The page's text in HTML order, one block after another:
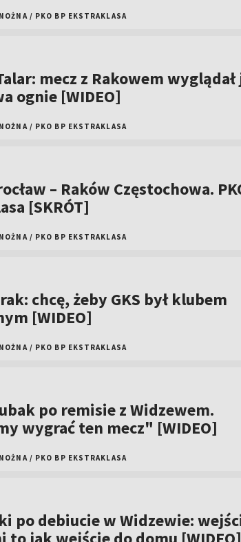
/ PKO BP EKSTRAKLASA
mecz z Rakowem
ognie [WIDEO]
/ PKO BP EKSTRAKLASA
– Raków Częstochowa.
[SKRÓT]
/ PKO BP EKSTRAKLASA
chcę, żeby GKS był klubem
[WIDEO]
/ PKO BP EKSTRAKLASA
po remisie z Widzewem.
wygrać ten mecz" [WIDEO]
/ PKO BP EKSTRAKLASA
po debiucie w Widzewie: